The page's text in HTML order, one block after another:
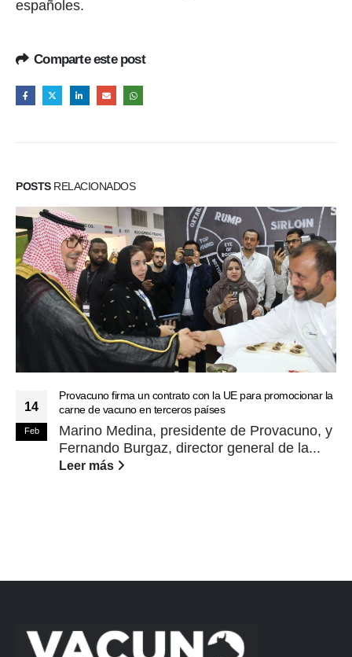
españoles.
Comparte este post
POSTSRELACIONADOS
14
Feb
Provacuno firma un contrato con la UE para promocionar la
carne de vacuno en terceros países
Marino Medina, presidente de Provacuno, y
Fernando Burgaz, director general de la...
Leer más